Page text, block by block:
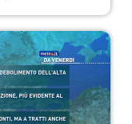
di